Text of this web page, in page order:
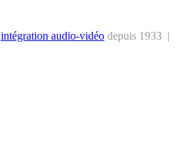
intégration audio-vidéo depuis 1933 |